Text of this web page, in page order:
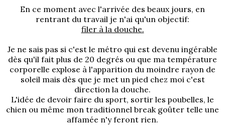
En ce moment avec l'arrivée des beaux jours, en
rentrant du travail je n'ai qu'un objectif:
filer à la douche.
Je ne sais pas si c'est le métro qui est devenu ingérable
dès qu'il fait plus de 20 degrés ou que ma température
corporelle explose à l'apparition du moindre rayon de
soleil mais dès que je met un pied chez moi c'est
direction la douche.
L'idée de devoir faire du sport, sortir les poubelles, le
chien ou même mon traditionnel break goûter telle une
affamée n'y feront rien.